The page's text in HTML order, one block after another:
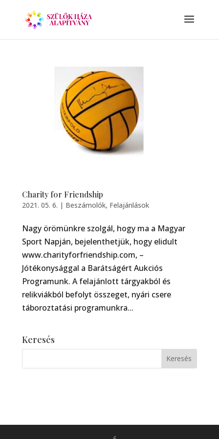
Charity for Friendship
2021. 05. 6. | Beszámolók, Felajánlások
Nagy örömünkre szolgál, hogy ma a Magyar
Sport Napján, bejelenthetjük, hogy elidult
www.charityforfriendship.com, –
Jótékonysággal a Barátságért Aukciós
Programunk. A felajánlott tárgyakból és
relikviákból befolyt összeget, nyári csere
táboroztatási programunkra...
Keresés